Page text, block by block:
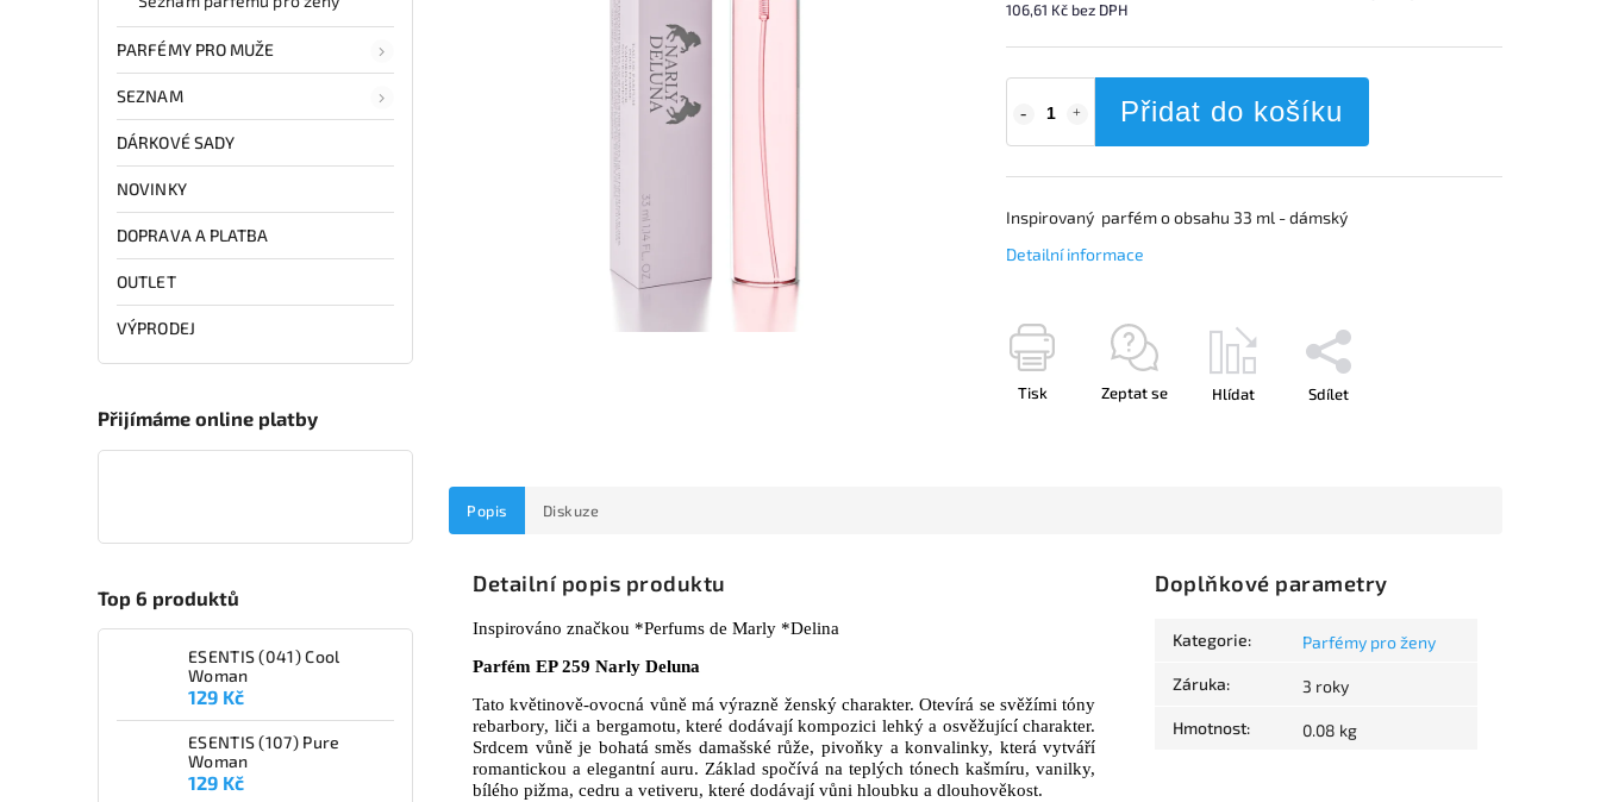
PARFÉMY PRO MUŽE
SEZNAM
DÁRKOVÉ SADY
NOVINKY
DOPRAVA A PLATBA
OUTLET
VÝPRODEJ
Přijímáme online platby
Top 6 produktů
ESENTIS (041) Cool
Woman
129 Kč
ESENTIS (107) Pure
Woman
129 Kč
106,61 Kč bez DPH
Přidat do košíku
Inspirovaný parfém o obsahu 33 ml - dámský
Detailní informace
Tisk Zeptat se Hlídat Sdílet
Popis Diskuze
Detailní popis produktu
Inspirováno značkou *Perfums de Marly *Delina
Parfé​m EP 259 Narly Deluna
Tato květinově-ovocná vůně má výrazně ženský charakter. Otevírá se svěžími tóny
rebarbory, liči a bergamotu, které dodávají kompozici lehký a osvěžující charakter.
Srdcem vůně je bohatá směs damašské růže, pivoňky a konvalinky, která vytváří
romantickou a elegantní auru. Základ spočívá na teplých tónech kašmíru, vanilky,
bílého pižma, cedru a vetiveru, které dodávají vůni hloubku a dlouhověkost.
Doplňkové parametry
Kategorie: Parfémy pro ženy
Záruka: 3 roky
Hmotnost: 0.08 kg